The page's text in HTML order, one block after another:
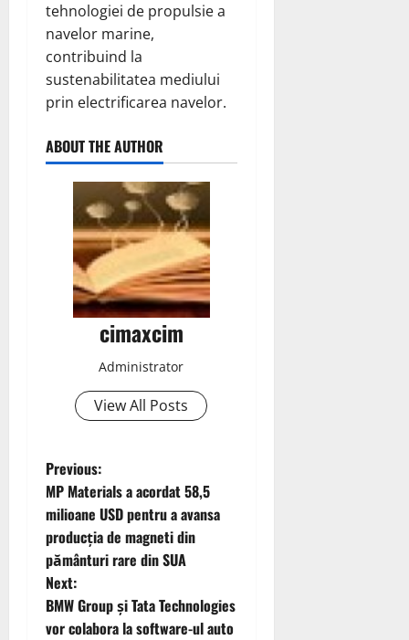
tehnologiei de propulsie a
navelor marine,
contribuind la
sustenabilitatea mediului
prin electrificarea navelor.
ABOUT THE AUTHOR
cimaxcim
Administrator
View All Posts
P
o
s
t
n
Previous:
MP Materials a acordat 58,5
milioane USD pentru a avansa
producția de magneti din
pământuri rare din SUA
Next:
BMW Group și Tata Technologies
vor colabora la software-ul auto